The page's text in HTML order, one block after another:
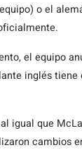
o el
el equipo
inglés
igual que
cambios